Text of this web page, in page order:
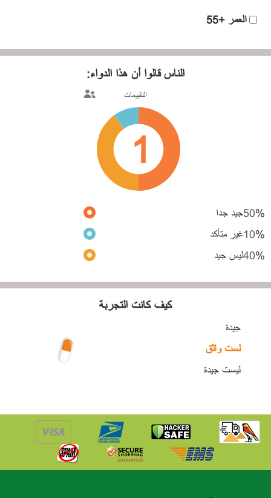
العمر +55
الناس قالوا أن هذا الدواء:
التقييمات
1
جيد جدا50%
غير متأكد10%
ليس جيد40%
كيف كانت التجربة
جيدة
لست واثق
ليست جيدة